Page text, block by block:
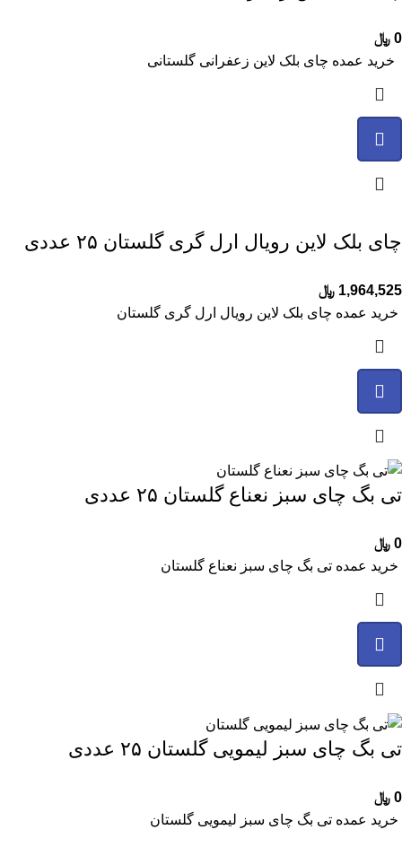
0 ﷼
خرید عمده چای بلک لاین زعفرانی گلستانی
چای بلک لاین رویال ارل گری گلستان ۲۵ عددی
1,964,525 ﷼
خرید عمده چای بلک لاین رویال ارل گری گلستان
تی بگ چای سبز نعناع گلستان ۲۵ عددی
0 ﷼
خرید عمده تی بگ چای سبز نعناع گلستان
تی بگ چای سبز لیمویی گلستان ۲۵ عددی
0 ﷼
خرید عمده تی بگ چای سبز لیمویی گلستان